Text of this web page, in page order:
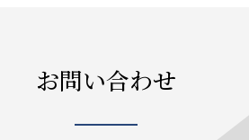
お問い合わせ